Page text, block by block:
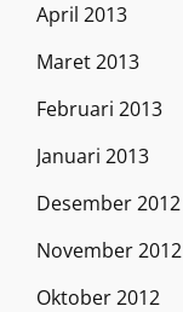
April 2013
Maret 2013
Februari 2013
Januari 2013
Desember 2012
November 2012
Oktober 2012